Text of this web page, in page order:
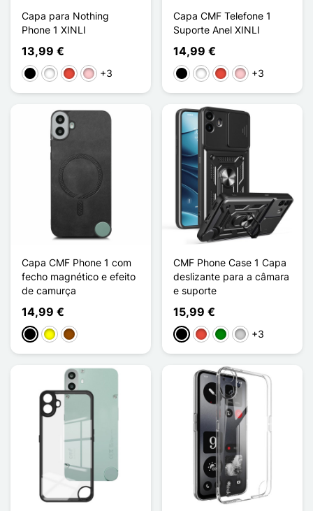
Capa para Nothing
Phone 1 XINLI
13,99 €
PretoBrancoVermelho
Rosa+3
Capa CMF Telefone 1
Suporte Anel XINLI
14,99 €
PretoBrancoVermelho
Rosa+3
Capa CMF Phone 1 com
fecho magnético e efeito
de camurça
14,99 €
PretoAmareloCastanho
CMF Phone Case 1 Capa
deslizante para a câmara
e suporte
15,99 €
PretoVermelho
VerdePrata+3